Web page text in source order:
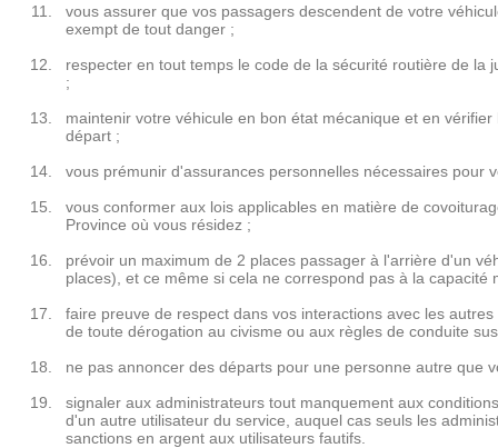
vous assurer que vos passagers descendent de votre
exempt de tout danger ;
respecter en tout temps le code de la sécurité routière de la
;
maintenir votre véhicule en bon état mécanique et en
départ ;
vous prémunir d'assurances personnelles nécessaires pour
vous conformer aux lois applicables en matière de
Province où vous résidez ;
prévoir un maximum de 2 places passager à l'arrière d'un
places), et ce même si cela ne correspond pas à la capacité
faire preuve de respect dans vos interactions avec les
de toute dérogation au civisme ou aux règles de conduite
ne pas annoncer des départs pour une personne autre que
signaler aux administrateurs tout manquement aux
d'un autre utilisateur du service, auquel cas seuls les
sanctions en argent aux utilisateurs fautifs.